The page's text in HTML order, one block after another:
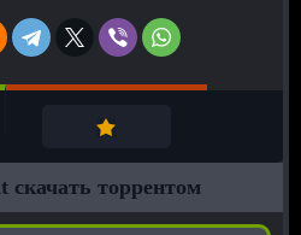
торрентом